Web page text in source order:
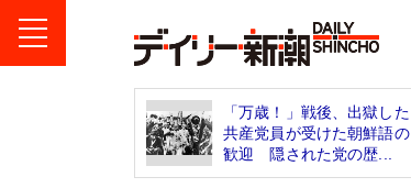
「万歳！」戦後、出獄した
共産党員が受けた朝鮮語の
歓迎 隠された党の歴...